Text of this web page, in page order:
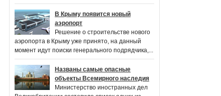
В Крыму появится новый
аэропорт
Решение о строительстве нового
аэропорта в Крыму уже принято, на данный
момент идут поиски генерального подрядчика,...
Названы самые опасные
объекты Всемирного наследия
Министерство иностранных дел